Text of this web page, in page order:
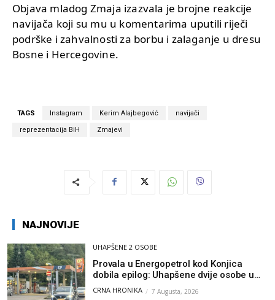
Objava mladog Zmaja izazvala je brojne reakcije
navijača koji su mu u komentarima uputili riječi
podrške i zahvalnosti za borbu i zalaganje u dresu
Bosne i Hercegovine.
TAGS Instagram Kerim Alajbegović navijači
reprezentacija BiH Zmajevi
NAJNOVIJE
UHAPŠENE 2 OSOBE
Provala u Energopetrol kod Konjica
dobila epilog: Uhapšene dvije osobe u
Čapljini i Jablanici
CRNA HRONIKA 7 Augusta, 2026